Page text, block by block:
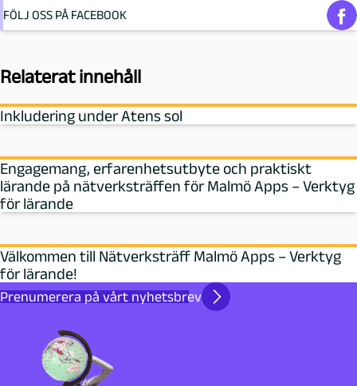
FÖLJ OSS PÅ FACEBOOK
Relaterat innehåll
Inkludering under Atens sol
Engagemang, erfarenhetsutbyte och praktiskt
lärande på nätverksträffen för Malmö Apps – Verktyg
för lärande
Välkommen till Nätverksträff Malmö Apps – Verktyg
för lärande!
Prenumerera på vårt nyhetsbrev